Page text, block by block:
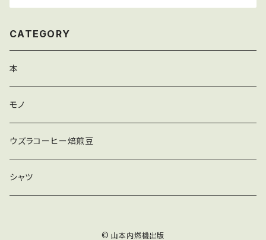
CATEGORY
本
モノ
ウズラコーヒー焙煎豆
シャツ
© 山本内燃機出版